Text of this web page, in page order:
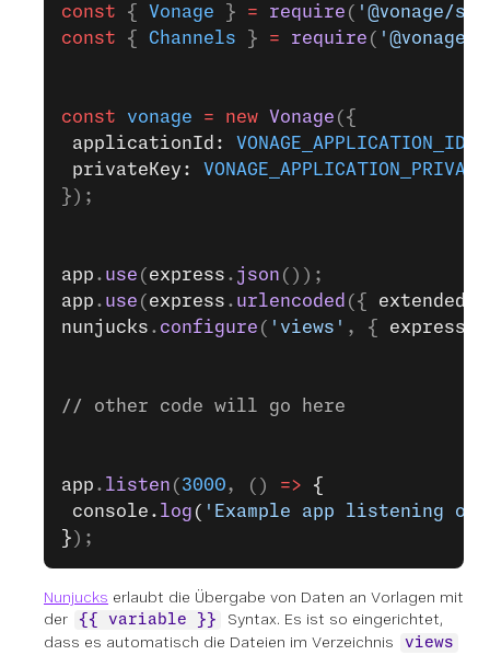
const { Vonage } = require ( '@vonage/
const { Channels } = require (
const vonage = new Vonage ({
applicationId: VONAGE_APPLICATION_ID
privateKey:
});
app . use ( express . json ());
app . use ( express . urlencoded ({ extended:
nunjucks . configure ( 'views' , { express:
// other code will go here
app . listen ( 3000, () => {
console. log ( 'Example app listening on
} );
Nunjucks erlaubt die Übergabe von Daten an Vorlagen mit
der
{{ variable }}
Syntax. Es ist so eingerichtet,
dass es automatisch die Dateien im Verzeichnis
views